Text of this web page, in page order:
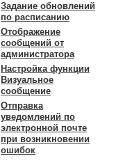
Задание обновлений
по расписанию
Отображение
сообщений от
администратора
Настройка функции
Визуальное
сообщение
Отправка
уведомлений по
электронной почте
при возникновении
ошибок